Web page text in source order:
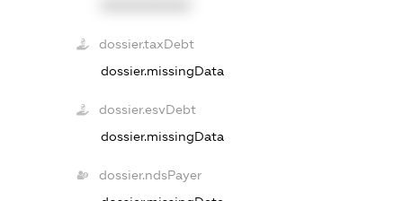
dossier.taxDebt
dossier.missingData
dossier.esvDebt
dossier.missingData
dossier.ndsPayer